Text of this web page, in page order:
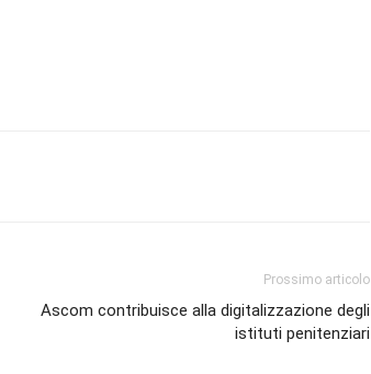
Prossimo articolo
Ascom contribuisce alla digitalizzazione degli
istituti penitenziari